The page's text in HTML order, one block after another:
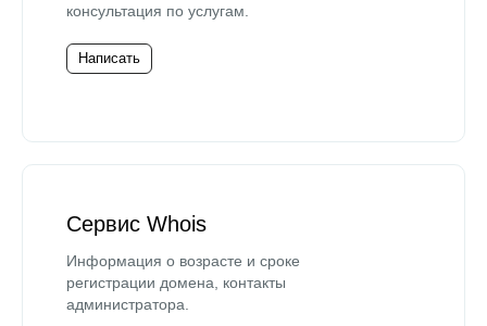
консультация по услугам.
Написать
Сервис Whois
Информация о возрасте и сроке
регистрации домена, контакты
администратора.